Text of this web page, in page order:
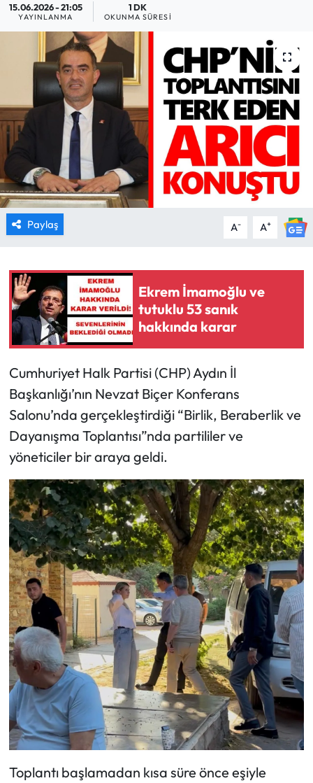
15.06.2026 - 21:05
YAYINLANMA
1 DK
OKUNMA SÜRESI
Paylaş A- A+
Ekrem İmamoğlu ve
tutuklu 53 sanık
hakkında karar
Cumhuriyet Halk Partisi (CHP) Aydın İl
Başkanlığı’nın Nevzat Biçer Konferans
Salonu’nda gerçekleştirdiği “Birlik, Beraberlik ve
Dayanışma Toplantısı”nda partililer ve
yöneticiler bir araya geldi.
Toplantı başlamadan kısa süre önce eşiyle
SİYASET
SPOR
TARIM
TURİZM
YAŞAM
RESMİ İLANLAR
HABER İLAN